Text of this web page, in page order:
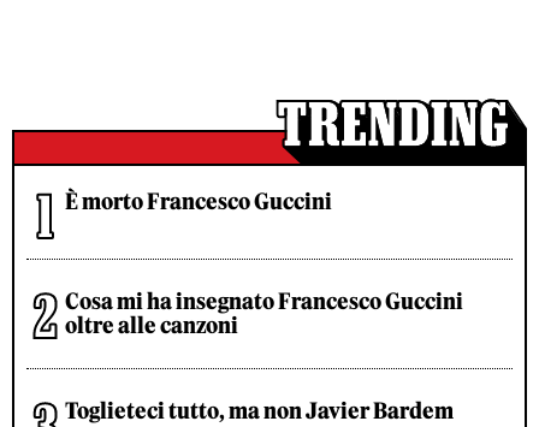
È morto Francesco Guccini
Cosa mi ha insegnato Francesco Guccini
oltre alle canzoni
Toglieteci tutto, ma non Javier Bardem